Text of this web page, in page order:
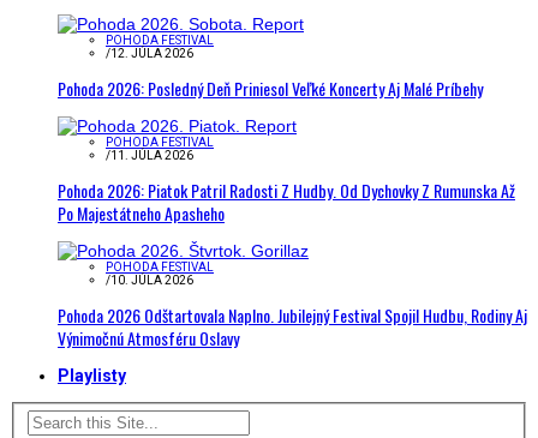
POHODA FESTIVAL
/12. JÚLA 2026
Pohoda 2026: Posledný Deň Priniesol Veľké Koncerty Aj Malé Príbehy
POHODA FESTIVAL
/11. JÚLA 2026
Pohoda 2026: Piatok Patril Radosti Z Hudby. Od Dychovky Z Rumunska Až
Po Majestátneho Apasheho
POHODA FESTIVAL
/10. JÚLA 2026
Pohoda 2026 Odštartovala Naplno. Jubilejný Festival Spojil Hudbu, Rodiny Aj
Výnimočnú Atmosféru Oslavy
Playlisty